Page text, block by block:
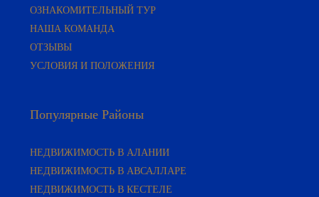
ОЗНАКОМИТЕЛЬНЫЙ ТУР
НАША КОМАНДА
ОТЗЫВЫ
УСЛОВИЯ И ПОЛОЖЕНИЯ
Популярные Районы
НЕДВИЖИМОСТЬ В АЛАНИИ
НЕДВИЖИМОСТЬ В АВСАЛЛАРЕ
НЕДВИЖИМОСТЬ В КЕСТЕЛЕ